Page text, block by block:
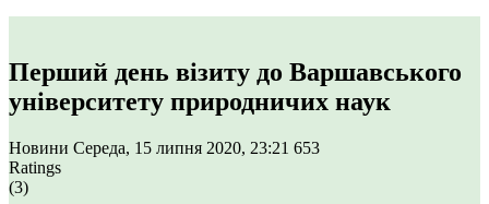
Перший день візиту до Варшавського
університету природничих наук
Новини Середа, 15 липня 2020, 23:21 653
Ratings
(3)